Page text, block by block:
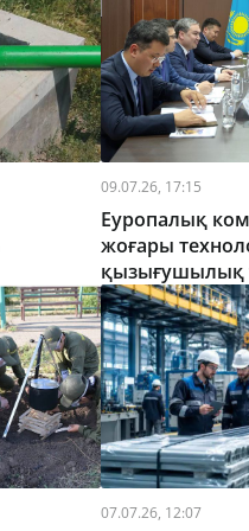
09.07.26, 17:15
Еуропалық
жоғары
қызығушылық
07.07.26, 12:07